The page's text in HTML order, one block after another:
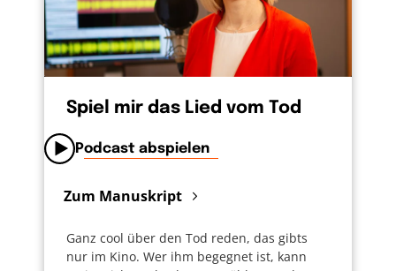
Spiel mir das Lied vom Tod
Podcast abspielen
Zum Manuskript
Ganz cool über den Tod reden, das gibts
nur im Kino. Wer ihm begegnet ist, kann